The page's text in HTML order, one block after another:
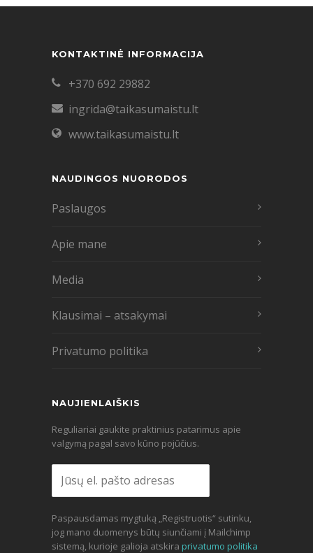
KONTAKTINĖ INFORMACIJA
+370 692 29882
ingrida@taikasumaistu.lt
www.taikasumaistu.lt
NAUDINGOS NUORODOS
Paslaugos
Apie mane
Media
Klausimai – atsakymai
Privatumo politika
NAUJIENLAIŠKIS
Reguliariai gaukite praktinius patarimus apie
valgymą pagal savo kūno pojūčius.
Paspausdamas mygtuką „Registruotis“ sutinku,
jog mano duomenys būtų siunčiami į Mailchimp
sistemą, kurioje galioja atskira privatumo politika